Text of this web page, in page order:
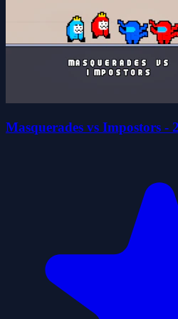
Masquerades vs Impostors -